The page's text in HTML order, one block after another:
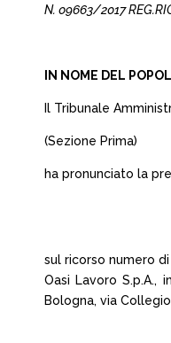
N. 09663/2017
IN NOME DEL
Il Tribunale
(Sezione Prima)
ha pronunciato la
sul ricorso numero
Oasi Lavoro
Bologna, via